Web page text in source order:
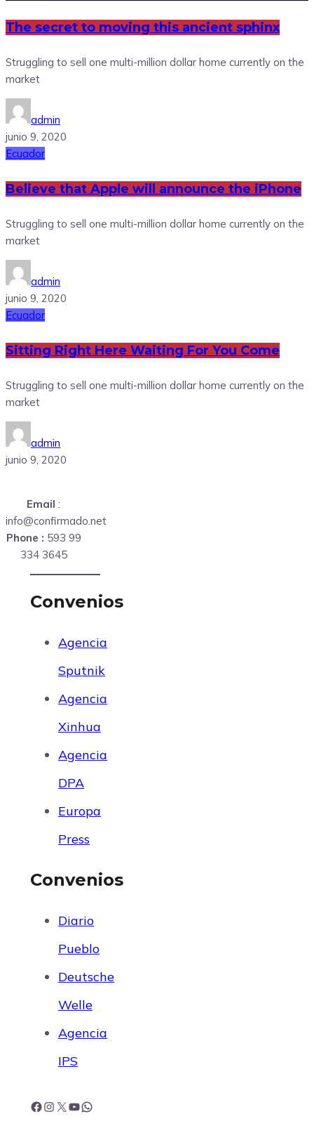
The secret to moving this ancient sphinx
Struggling to sell one multi-million dollar home currently on the
market
admin
junio 9, 2020
Ecuador
Believe that Apple will announce the iPhone
Struggling to sell one multi-million dollar home currently on the
market
admin
junio 9, 2020
Ecuador
Sitting Right Here Waiting For You Come
Struggling to sell one multi-million dollar home currently on the
market
admin
junio 9, 2020
Email :
info@confirmado.net
Phone : 593 99
334 3645
Convenios
Agencia
Sputnik
Agencia
Xinhua
Agencia
DPA
Europa
Press
Convenios
Diario
Pueblo
Deutsche
Welle
Agencia
IPS